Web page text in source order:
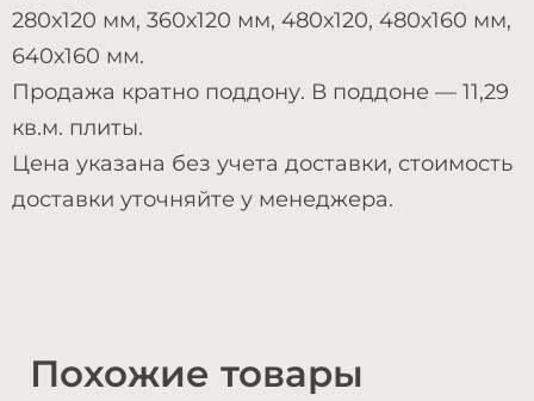
280х120 мм, 360х120 мм, 480х120, 480х160 мм,
640х160 мм.
Продажа кратно поддону. В поддоне — 11,29
кв.м. плиты.
Цена указана без учета доставки, стоимость
доставки уточняйте у менеджера.
Похожие товары